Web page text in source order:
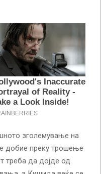
зголемување на
добие преку трошење
треба да дојде од